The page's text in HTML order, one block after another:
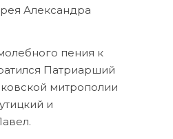
Александра
пения к
Патриарший
митрополии
и